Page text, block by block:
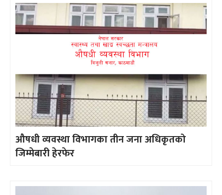
औषधी व्यवस्था विभागका तीन जना अधिकृतको
जिम्मेबारी हेरफेर